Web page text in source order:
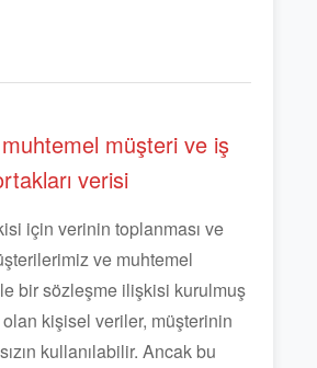
müşteri ve iş
verisi
için verinin toplanması ve
ve muhtemel
bir sözleşme ilişkisi kurulmuş
olan kişisel veriler, müşterinin
kullanılabilir. Ancak bu